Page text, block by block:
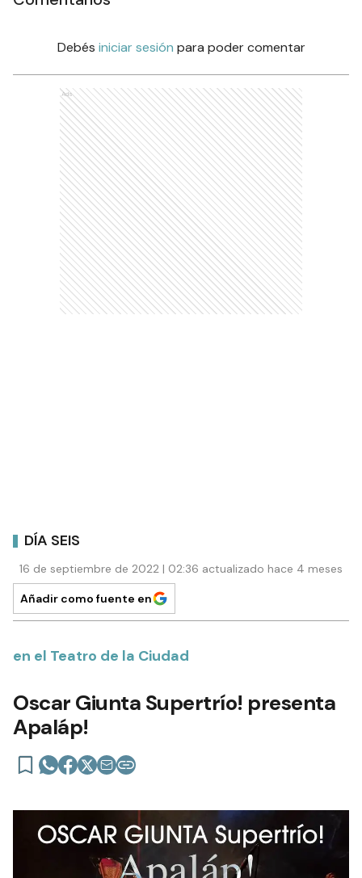
Debés iniciar sesión para poder comentar
Ads
DÍA SEIS
16 de septiembre de 2022 | 02:36 actualizado hace 4 meses
Añadir como fuente en
en el Teatro de la Ciudad
Oscar Giunta Supertrío! presenta
Apaláp!